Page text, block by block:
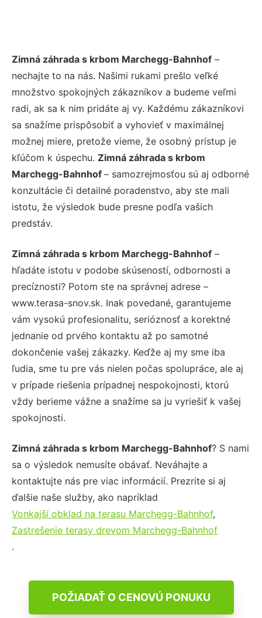
Zimná záhrada s krbom Marchegg-Bahnhof –
nechajte to na nás. Našimi rukami prešlo veľké
množstvo spokojných zákazníkov a budeme veľmi
radi, ak sa k nim pridáte aj vy. Každému zákazníkovi
sa snažíme prispôsobiť a vyhovieť v maximálnej
možnej miere, pretože vieme, že osobný prístup je
kľúčom k úspechu. Zimná záhrada s krbom
Marchegg-Bahnhof – samozrejmosťou sú aj odborné
konzultácie či detailné poradenstvo, aby ste mali
istotu, že výsledok bude presne podľa vašich
predstáv.
Zimná záhrada s krbom Marchegg-Bahnhof –
hľadáte istotu v podobe skúseností, odbornosti a
precíznosti? Potom ste na správnej adrese –
www.terasa-snov.sk. Inak povedané, garantujeme
vám vysokú profesionalitu, serióznosť a korektné
jednanie od prvého kontaktu až po samotné
dokončenie vašej zákazky. Keďže aj my sme iba
ľudia, sme tu pre vás nielen počas spolupráce, ale aj
v prípade riešenia prípadnej nespokojnosti, ktorú
vždy berieme vážne a snažíme sa ju vyriešiť k vašej
spokojnosti.
Zimná záhrada s krbom Marchegg-Bahnhof? S nami
sa o výsledok nemusíte obávať. Neváhajte a
kontaktujte nás pre viac informácií. Prezrite si aj
ďalšie naše služby, ako napríklad
Vonkajší obklad na terasu Marchegg-Bahnhof,
Zastrešenie terasy drevom Marchegg-Bahnhof
.
POŽIADAŤ O CENOVÚ PONUKU